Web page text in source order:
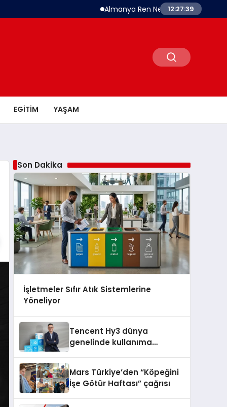
Almanya Ren Nehri’nde Tarihi Kuraklık
12:27:40
EGITIM YAŞAM
Son Dakika
İşletmeler Sıfır Atık Sistemlerine
Yöneliyor
Tencent Hy3 dünya
genelinde kullanıma
Mars Türkiye’den “Köpeğini
İşe Götür Haftası” çağrısı